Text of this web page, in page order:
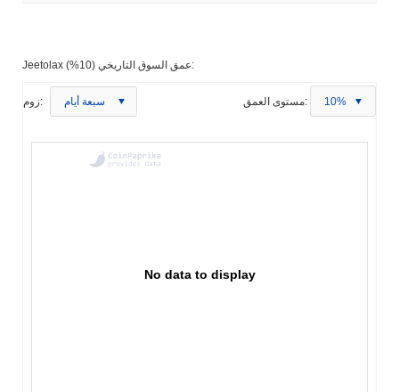
Jeetolax عمق السوق التاريخي (10%):
زوم: سبعة أيام مستوى العمق: 10%
No data to display